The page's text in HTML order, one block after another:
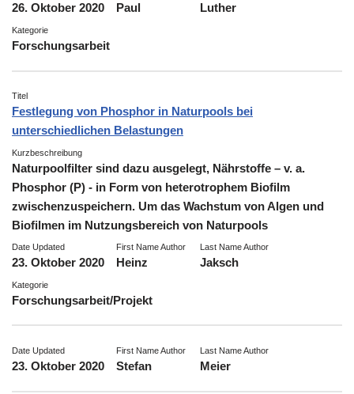
26. Oktober 2020 Paul Luther
Kategorie
Forschungsarbeit
Titel
Festlegung von Phosphor in Naturpools bei
unterschiedlichen Belastungen
Kurzbeschreibung
Naturpoolfilter sind dazu ausgelegt, Nährstoffe – v. a.
Phosphor (P) - in Form von heterotrophem Biofilm
zwischenzuspeichern. Um das Wachstum von Algen und
Biofilmen im Nutzungsbereich von Naturpools
Date Updated
23. Oktober 2020
First Name Author
Heinz
Last Name Author
Jaksch
Kategorie
Forschungsarbeit/Projekt
Date Updated
23. Oktober 2020
First Name Author
Stefan
Last Name Author
Meier